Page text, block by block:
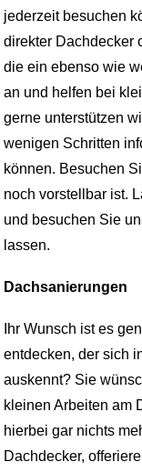
jederzeit besuchen
direkter Dachdecker
die ein ebenso wie
an und helfen bei
gerne unterstützen
wenigen Schritten
können. Besuchen
noch vorstellbar ist.
und besuchen Sie
lassen.
Dachsanierungen
Ihr Wunsch ist es
entdecken, der sich
auskennt? Sie
kleinen Arbeiten am
hierbei gar nichts
Dachdecker,